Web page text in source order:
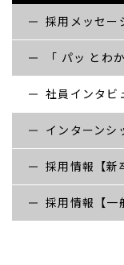
採用メッセー
「 パッ とわ
社員インタビ
インターンシ
採用情報【新
採用情報【一